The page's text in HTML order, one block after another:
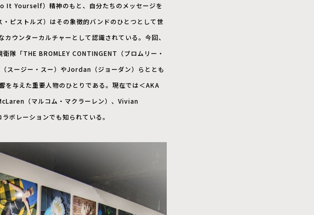
It Yourself）精神のもと、自分たちのメッセージを
ピストルズ）はその象徴的バンドのひとつとして世
ウンターカルチャーとして認識されている。今回、
「THE BROMLEY CONTINGENT（ブロムリー・
スージー・スー）やJordan（ジョーダン）らととも
を与えた重要人物のひとりである。現在では＜AKA
（マルコム・マクラーレン）、Vivian
ボレーションでも知られている。